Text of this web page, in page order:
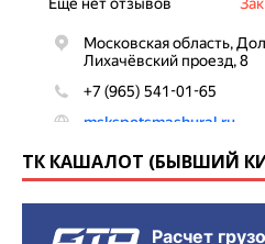
ТК КАШАЛОТ (БЫВШИЙ
Расчет